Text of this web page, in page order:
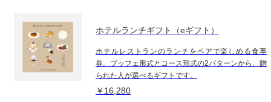
ホテルランチギフト（eギフト）
ホテルレストランのランチをペアで楽しめる食事
券。ブッフェ形式とコース形式の2パターンから、贈
られた人が選べるギフトです。
￥16,280